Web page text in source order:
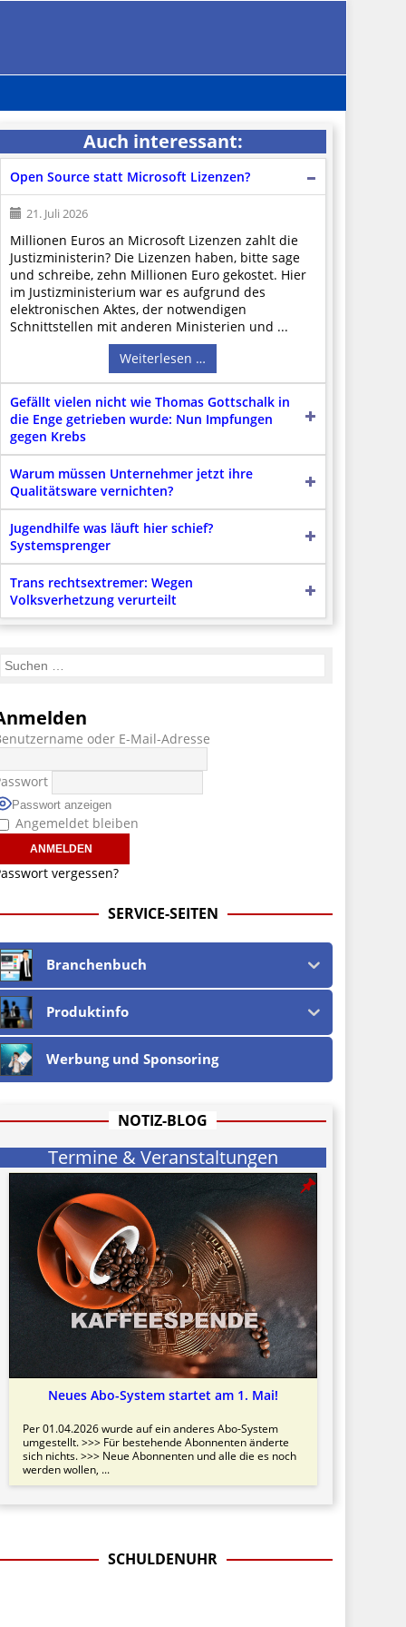
Auch interessant:
Open Source statt Microsoft Lizenzen?
21. Juli 2026
Millionen Euros an Microsoft Lizenzen zahlt die
Justizministerin? Die Lizenzen haben, bitte sage
und schreibe, zehn Millionen Euro gekostet. Hier
im Justizministerium war es aufgrund des
elektronischen Aktes, der notwendigen
Schnittstellen mit anderen Ministerien und ...
Weiterlesen …
Gefällt vielen nicht wie Thomas Gottschalk in
die Enge getrieben wurde: Nun Impfungen
gegen Krebs
Warum müssen Unternehmer jetzt ihre
Qualitätsware vernichten?
Jugendhilfe was läuft hier schief?
Systemsprenger
Trans rechtsextremer: Wegen
Volksverhetzung verurteilt
oder E-Mail-Adresse
Passwort anzeigen
Angemeldet bleiben
vergessen?
SERVICE-SEITEN
Branchenbuch
Produktinfo
Werbung und Sponsoring
NOTIZ-BLOG
Termine & Veranstaltungen
Neues Abo-System startet am 1. Mai!
Per 01.04.2026 wurde auf ein anderes Abo-System
umgestellt. >>> Für bestehende Abonnenten änderte
sich nichts. >>> Neue Abonnenten und alle die es noch
werden wollen, ...
SCHULDENUHR